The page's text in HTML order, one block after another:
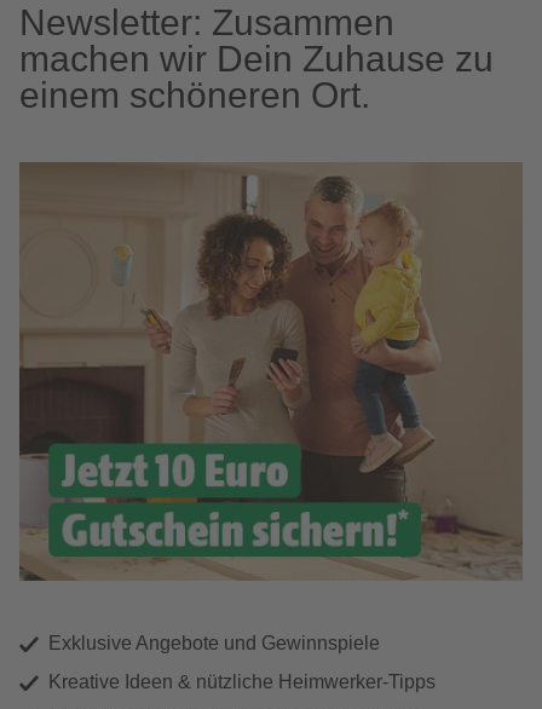
Newsletter: Zusammen
machen wir Dein Zuhause zu
einem schöneren Ort.
Exklusive Angebote und Gewinnspiele
Kreative Ideen & nützliche Heimwerker-Tipps